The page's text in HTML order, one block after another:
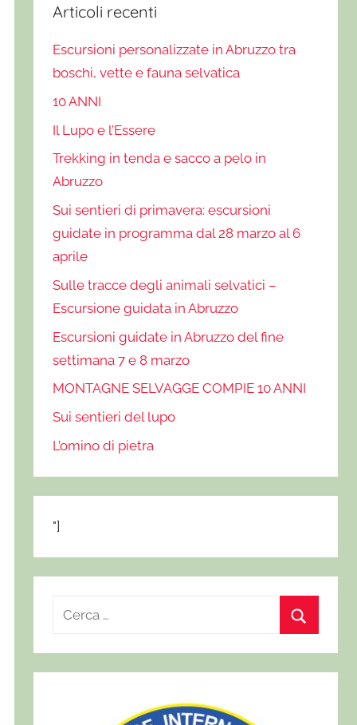
Articoli recenti
Escursioni personalizzate in Abruzzo tra
boschi, vette e fauna selvatica
10 ANNI
Il Lupo e l’Essere
Trekking in tenda e sacco a pelo in
Abruzzo
Sui sentieri di primavera: escursioni
guidate in programma dal 28 marzo al 6
aprile
Sulle tracce degli animali selvatici –
Escursione guidata in Abruzzo
Escursioni guidate in Abruzzo del fine
settimana 7 e 8 marzo
MONTAGNE SELVAGGE COMPIE 10 ANNI
Sui sentieri del lupo
L’omino di pietra
"]
c
e